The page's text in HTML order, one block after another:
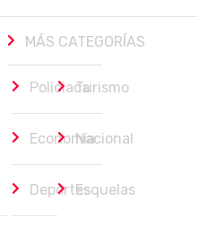
MÁS CATEGORÍAS
PoliciacaTurismo
EconomíaNacional
DeportesEsquelas